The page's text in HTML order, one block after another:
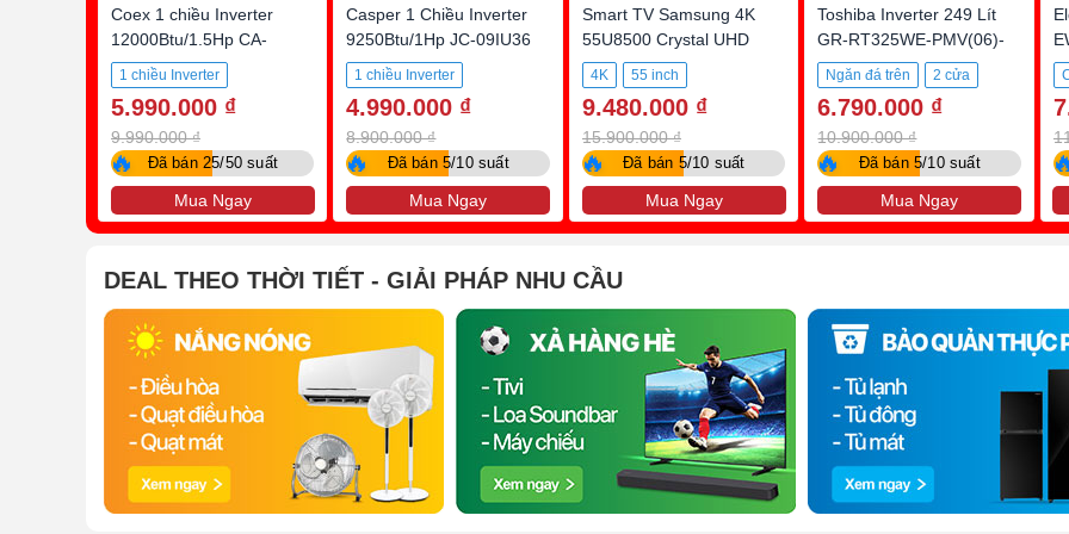
Coex 1 chiều Inverter
12000Btu/1.5Hp CA-
12IN35
1 chiều Inverter
5.990.000 ₫
9.990.000 ₫
🔥 Đã bán 25/50 suất
Mua Ngay
Casper 1 Chiều Inverter
9250Btu/1Hp JC-09IU36
1 chiều Inverter
4.990.000 ₫
8.900.000 ₫
🔥 Đã bán 5/10 suất
Mua Ngay
Smart TV Samsung 4K
55U8500 Crystal UHD
4K 55 inch
9.480.000 ₫
15.900.000 ₫
🔥 Đã bán 5/10 suất
Mua Ngay
Toshiba Inverter 249 Lít
GR-RT325WE-PMV(06)-
MG
Ngăn đá trên
2 cửa
249 lít
6.790.000 ₫
10.900.000 ₫
🔥 Đã bán 5/10 suất
Mua Ngay
DEAL THEO THỜI TIẾT - GIẢI PHÁP NHU CẦU